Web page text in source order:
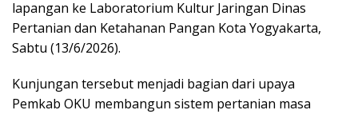
lapangan ke Laboratorium Kultur Jaringan Dinas
Pertanian dan Ketahanan Pangan Kota Yogyakarta,
Sabtu (13/6/2026).
Kunjungan tersebut menjadi bagian dari upaya
Pemkab OKU membangun sistem pertanian masa